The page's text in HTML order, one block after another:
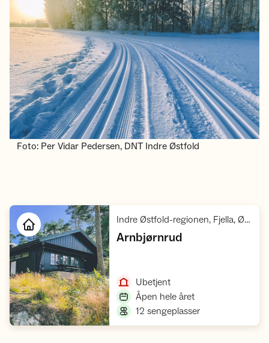
Foto: Per Vidar Pedersen, DNT Indre Østfold
Indre Østfold-regionen, Fjella, Østfold
Arnbjørnrud
Ubetjent,
Åpen hele året,
12 sengeplasser,